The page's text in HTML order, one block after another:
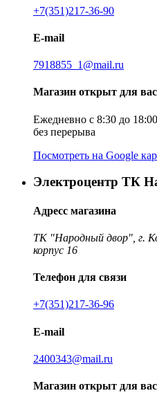
+7(351)217-36-90
E-mail
7918855_1@mail.ru
Магазин открыт для вас
Ежедневно с 8:30 до
без перерыва
Посмотреть на Google
Электроцентр ТК
Адресс магазина
ТК "Народный двор", г.
корпус 16
Телефон для связи
+7(351)217-36-96
E-mail
2400343@mail.ru
Магазин открыт для вас